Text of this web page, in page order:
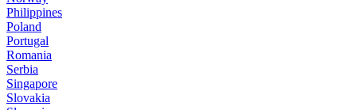
Philippines
Poland
Portugal
Romania
Serbia
Singapore
Slovakia